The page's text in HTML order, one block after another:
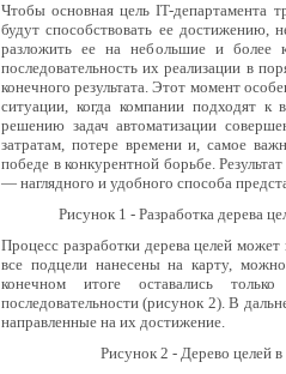
Чтобы основная цель IT-департамента
будут способствовать ее достижению,
разложить ее на небольшие и более
последовательность их реализации в
конечного результата. Этот момент
ситуации, когда компании подходят к
решению задач автоматизации
затратам, потере времени и, самое
победе в конкурентной борьбе.
— наглядного и удобного способа
Рисунок 1 - Разработка дерева
Процесс разработки дерева целей
все подцели нанесены на карту,
конечном итоге оставались
последовательности (рисунок 2). В
направленные на их достижение.
Рисунок 2 - Дерево целей